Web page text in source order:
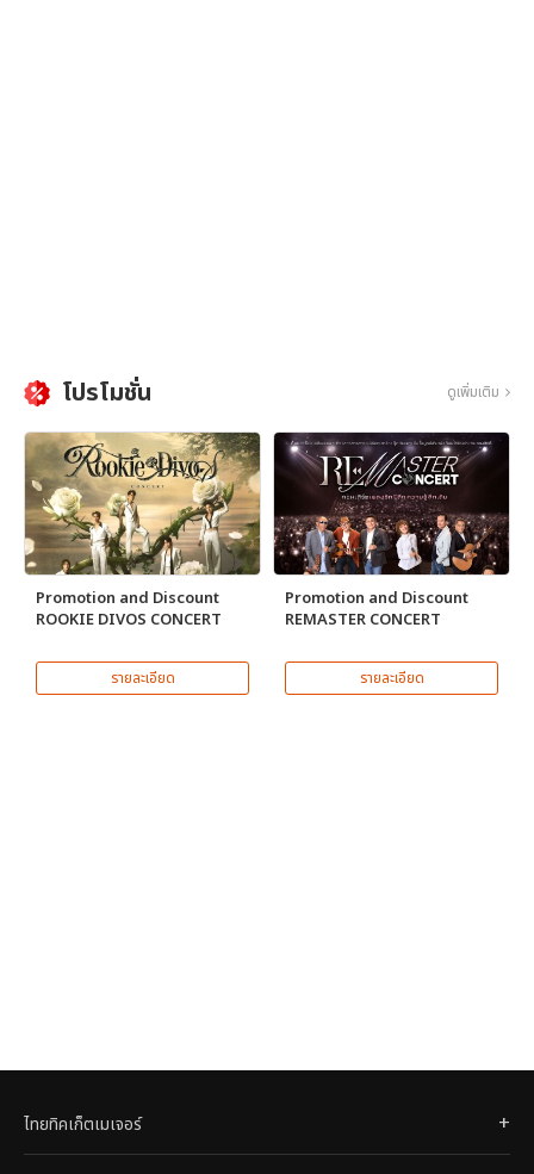
โปรโมชั่น ดูเพิ่มเติม
Promotion and Discount
ROOKIE DIVOS CONCERT
รายละเอียด
Promotion and Discount
REMASTER CONCERT
รายละเอียด
ไทยทิคเก็ตเมเจอร์